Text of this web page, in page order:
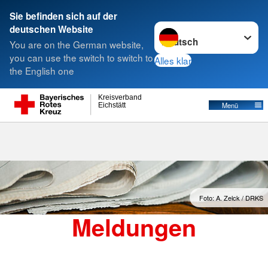
Sie befinden sich auf der
deutschen Website
You are on the German website,
you can use the switch to switch to
the English one
Sprache wechseln zu
Alles klar
Eichstätt
Kreisverband
Menü
Suche
Meldungen
Foto: A. Zelck / DRKS
Meldungen